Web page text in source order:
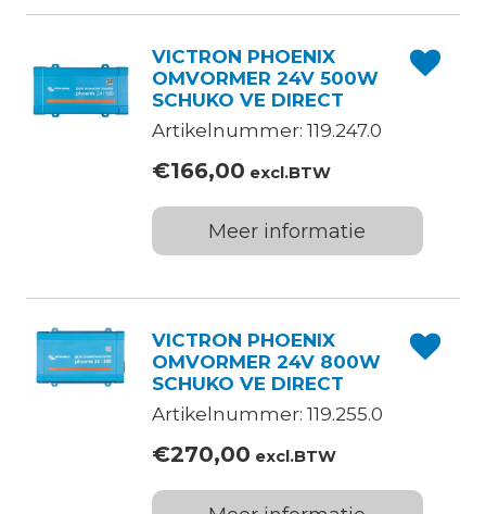
VICTRON PHOENIX
OMVORMER 24V 500W
SCHUKO VE DIRECT
Artikelnummer: 119.247.0
€166,00 excl.BTW
Meer informatie
VICTRON PHOENIX
OMVORMER 24V 800W
SCHUKO VE DIRECT
Artikelnummer: 119.255.0
€270,00 excl.BTW